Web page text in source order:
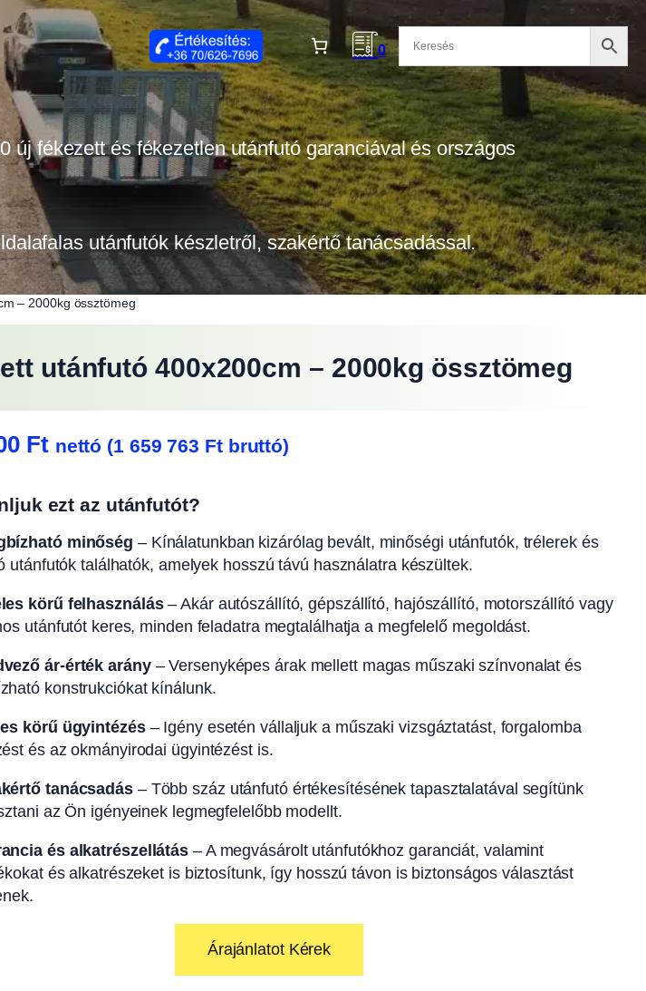
0
új fékezett és fékezetlen utánfutó garanciával és országos
utánfutók készletről, szakértő tanácsadással.
– 2000kg össztömeg
utánfutó 400x200cm – 2000kg össztömeg
Ft nettó (1 659 763 Ftbruttó)
ezt az utánfutót?
minőség – Kínálatunkban kizárólag bevált, minőségi utánfutók, trélerek és
utánfutók találhatók, amelyek hosszú távú használatra készültek.
körű felhasználás– Akár autószállító, gépszállító, hajószállító, motorszállító vagy
utánfutót keres, minden feladatra megtalálhatja a megfelelő megoldást.
ár-érték arány– Versenyképes árak mellett magas műszaki színvonalat és
konstrukciókat kínálunk.
körű ügyintézés– Igény esetén vállaljuk a műszaki vizsgáztatást, forgalomba
és az okmányirodai ügyintézést is.
tanácsadás– Több száz utánfutó értékesítésének tapasztalatával segítünk
az Ön igényeinek legmegfelelőbb modellt.
és alkatrészellátás – A megvásárolt utánfutókhoz garanciát, valamint
és alkatrészeket is biztosítunk, így hosszú távon is biztonságos választást
Árajánlatot Kérek